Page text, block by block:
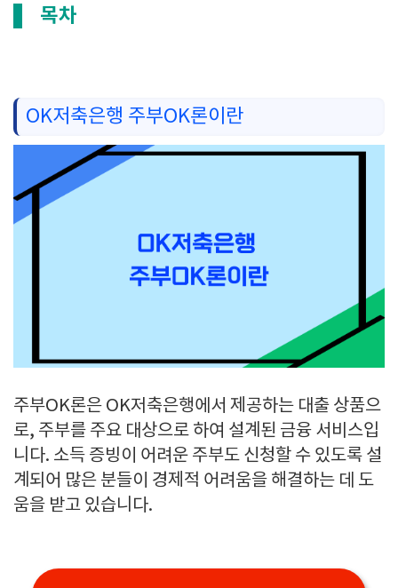
목차
OK저축은행 주부OK론이란
주부OK론은 OK저축은행에서 제공하는 대출 상품으
로, 주부를 주요 대상으로 하여 설계된 금융 서비스입
니다. 소득 증빙이 어려운 주부도 신청할 수 있도록 설
계되어 많은 분들이 경제적 어려움을 해결하는 데 도
움을 받고 있습니다.